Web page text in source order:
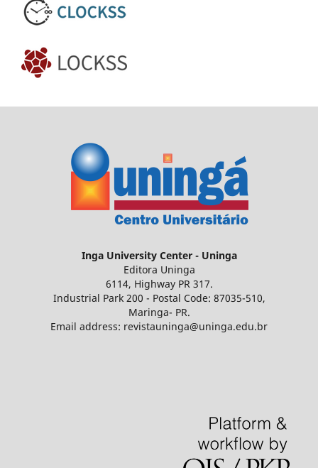
Inga University Center - Uninga
Editora Uninga
6114, Highway PR 317.
Industrial Park 200 - Postal Code: 87035-510,
Maringa- PR.
Email address: revistauninga@uninga.edu.br